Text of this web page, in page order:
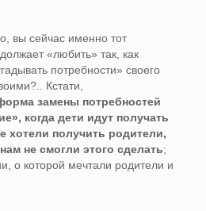
вы сейчас именно тот
«любить» так, как
потребности» своего
Кстати,
замены потребностей
когда дети идут получать
хотели получить родители,
не смогли этого сделать;
о которой мечтали родители и